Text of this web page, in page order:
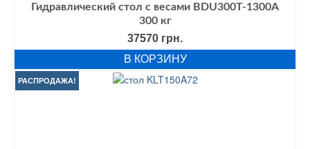
Гидравлический стол с весами BDU300T-1300A
300 кг
37570 грн.
В КОРЗИНУ
РАСПРОДАЖА!